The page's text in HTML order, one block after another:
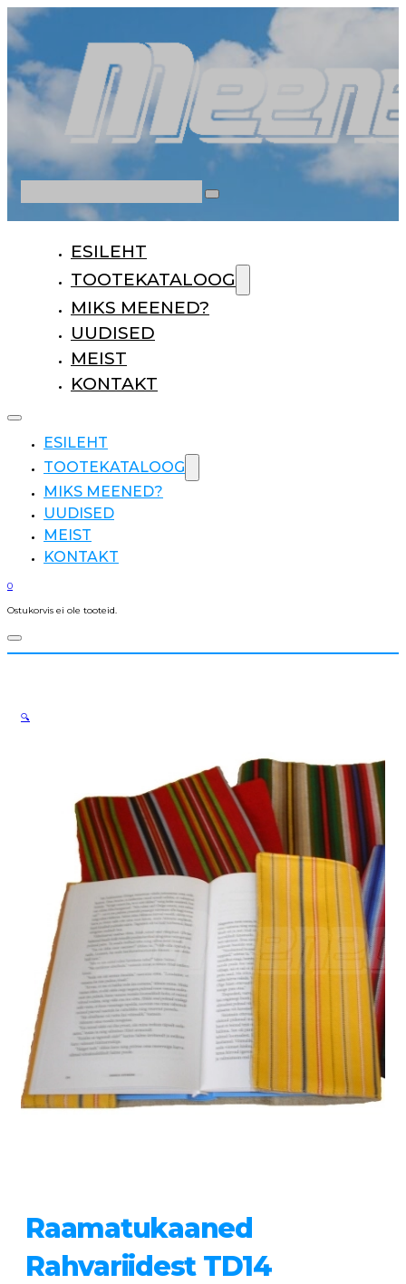
ESILEHT
TOOTEKATALOOG
MIKS MEENED?
UUDISED
MEIST
KONTAKT
ESILEHT
TOOTEKATALOOG
MIKS MEENED?
UUDISED
MEIST
KONTAKT
0
Ostukorvis ei ole tooteid.
Raamatukaaned
Rahvariidest TD14
🔍